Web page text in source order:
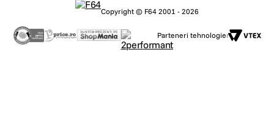
Copyright © F64 2001 - 2026
Parteneri tehnologie: